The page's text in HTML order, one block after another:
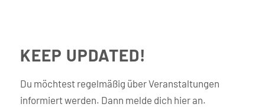
KEEP UPDATED!
Du möchtest regelmäßig über Veranstaltungen
informiert werden. Dann melde dich hier an.